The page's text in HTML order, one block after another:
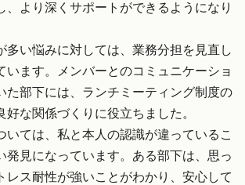
、より深くサポートができるようになり
い悩みに対しては、業務分担を見直し
います。メンバーとのコミュニケーショ
た部下には、ランチミーティング制度の
好な関係づくりに役立ちました。
ては、私と本人の認識が違っているこ
発見になっています。ある部下は、思っ
レス耐性が強いことがわかり、安心して